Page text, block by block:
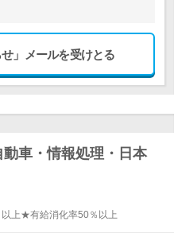
」メールを受けとる
動車・情報処理・日本
上★有給消化率50％以上